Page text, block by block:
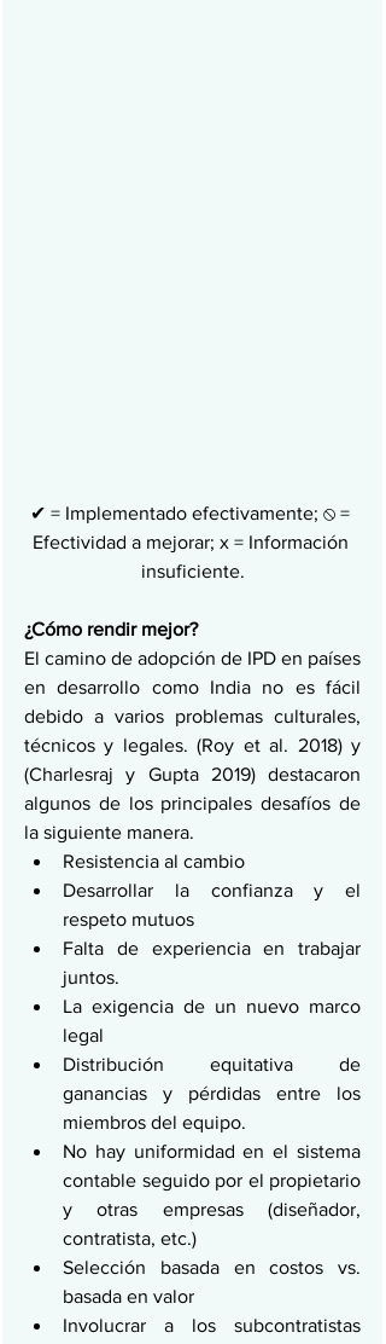
✔ = Implementado efectivamente; ⦸ =
Efectividad a mejorar; x = Información
insuficiente.
¿Cómo rendir mejor?
El camino de adopción de IPD en países
en desarrollo como India no es fácil
debido a varios problemas culturales,
técnicos y legales. (Roy et al. 2018) y
(Charlesraj y Gupta 2019) destacaron
algunos de los principales desafíos de
la siguiente manera.
Resistencia al cambio
Desarrollar la confianza y el
respeto mutuos
Falta de experiencia en trabajar
juntos.
La exigencia de un nuevo marco
legal
Distribución equitativa de
ganancias y pérdidas entre los
miembros del equipo.
No hay uniformidad en el sistema
contable seguido por el propietario
y otras empresas (diseñador,
contratista, etc.)
Selección basada en costos vs.
basada en valor
Involucrar a los subcontratistas